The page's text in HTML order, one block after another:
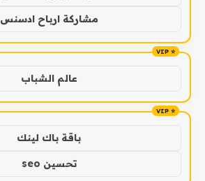
مشاركة ارباح ادسنس
عالم الشباب
باقة باك لينك
تحسين seo